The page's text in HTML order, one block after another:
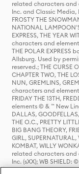
related characters and
Inc. and Classic
FROSTY THE
NATIONAL
EXPRESS, THE YEAR
characters and
THE POLAR EXPRESS
Allsburg. Used by
reserved.; THE CURSE
CHAPTER TWO, THE
NUN, GREMLINS,
characters and
FRIDAY THE 13TH,
elements © & ™ New
DALLAS,
THE O.C., PRETTY
BIG BANG THEORY,
GIRL,
KOMBAT, WILLY
related characters and
Inc. (sXX); WB SHIELD:
HOUSE OF THE